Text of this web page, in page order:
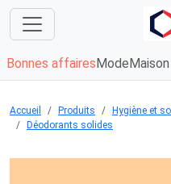
Bonnes affaires Mode
Accueil Produits Hygiène et
Déodorants solides